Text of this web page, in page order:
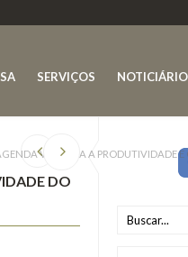
SERVIÇOS NOTICIÁRIO
VOLTADA A PRODUTIVIDADE
DO